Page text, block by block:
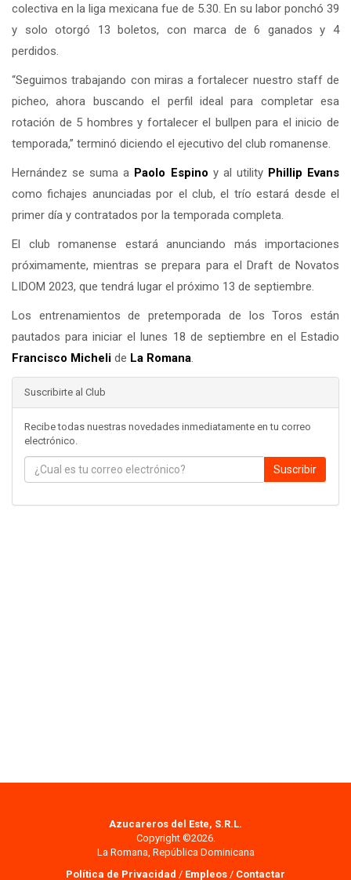
colectiva en la liga mexicana fue de 5.30. En su labor ponchó 39
y solo otorgó 13 boletos, con marca de 6 ganados y 4
perdidos.
“Seguimos trabajando con miras a fortalecer nuestro staff de
picheo, ahora buscando el perfil ideal para completar esa
rotación de 5 hombres y fortalecer el bullpen para el inicio de
temporada,” terminó diciendo el ejecutivo del club romanense.
Hernández se suma a Paolo Espino y al utility Phillip Evans
como fichajes anunciadas por el club, el trío estará desde el
primer día y contratados por la temporada completa.
El club romanense estará anunciando más importaciones
próximamente, mientras se prepara para el Draft de Novatos
LIDOM 2023, que tendrá lugar el próximo 13 de septiembre.
Los entrenamientos de pretemporada de los Toros están
pautados para iniciar el lunes 18 de septiembre en el Estadio
Francisco Micheli de La Romana.
Suscribirte al Club
Recibe todas nuestras novedades inmediatamente en tu correo
electrónico.
Suscribir
Azucareros del Este, S.R.L.
Copyright ©2026.
La Romana, República Dominicana
Política de Privacidad / Empleos / Contactar